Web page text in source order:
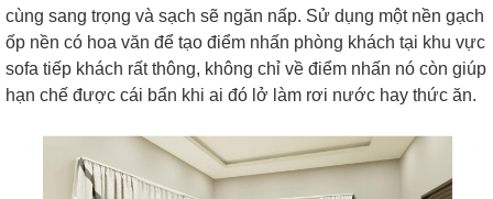
cùng sang trọng và sạch sẽ ngăn nấp. Sử dụng một nền gạch
ốp nền có hoa văn để tạo điểm nhấn phòng khách tại khu vực
sofa tiếp khách rất thông, không chỉ về điểm nhấn nó còn giúp
hạn chế được cái bẩn khi ai đó lở làm rơi nước hay thức ăn.